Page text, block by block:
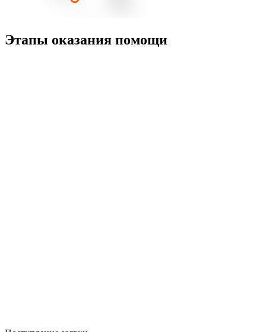
Этапы оказания помощи